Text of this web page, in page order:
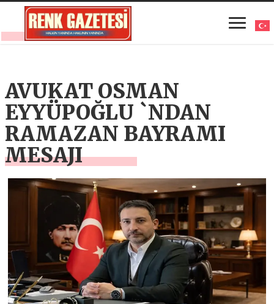
AVUKAT OSMAN
EYYÜPOĞLU `NDAN
RAMAZAN BAYRAMI
MESAJI